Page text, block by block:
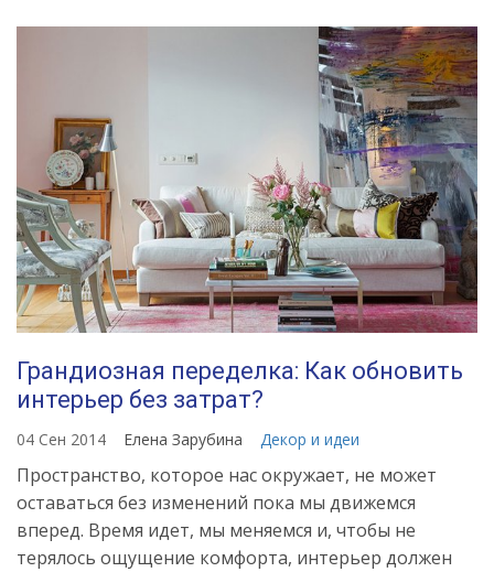
Грандиозная переделка: Как обновить
интерьер без затрат?
04 Сен 2014 Елена Зарубина Декор и идеи
Пространство, которое нас окружает, не может
оставаться без изменений пока мы движемся
вперед. Время идет, мы меняемся и, чтобы не
терялось ощущение комфорта, интерьер должен